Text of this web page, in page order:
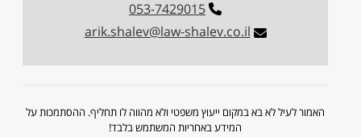
053-7429015
arik.shalev@law-shalev.co.il
האמור לעיל לא בא במקום ייעוץ משפטי ולא מהווה לו תחליף. ההסתמכות על
המידע באחריות המשתמש בלבד!